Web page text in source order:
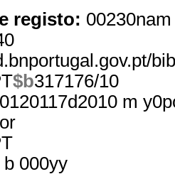
registo:
$b317176/10
m
b 000yy